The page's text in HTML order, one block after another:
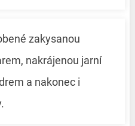
zakysanou
nakrájenou jarní
a nakonec i